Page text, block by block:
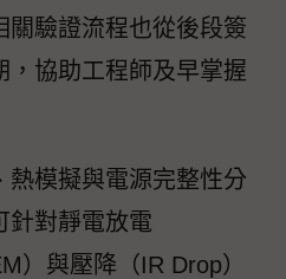
關驗證流程也從後段簽
，協助工程師及早掌握
熱模擬與電源完整性分
針對靜電放電
）與壓降（IR Drop）